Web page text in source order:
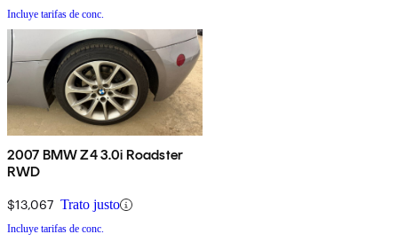
Incluye tarifas de conc.
2007 BMW Z4 3.0i Roadster
RWD
$13,067 Trato justo
Incluye tarifas de conc.